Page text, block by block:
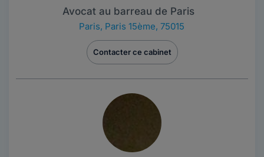
Avocat au barreau de Paris
Paris, Paris 15ème, 75015
Contacter ce cabinet